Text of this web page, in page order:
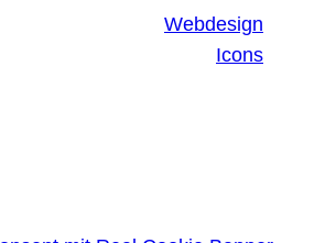
Webdesign
Icons